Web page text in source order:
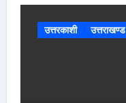
उत्तरकाशी उत्तराखण्ड